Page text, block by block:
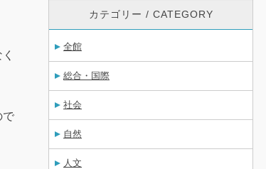
で
カテゴリー / CATEGORY
全館
総合・国際
社会
自然
人文